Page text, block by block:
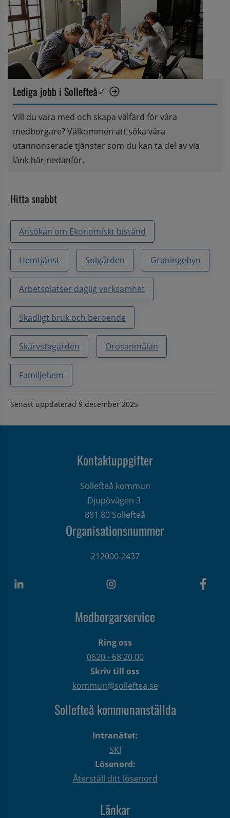
Lediga jobb i Sollefteå
Länk till annan webbplats, öppnas i nytt fönster.
Vill du vara med och skapa välfärd för våra
medborgare? Välkommen att söka våra
utannonserade tjänster som du kan ta del av via
länk här nedanför.
Hitta snabbt
Ansökan om Ekonomiskt bistånd
Hemtjänst Solgården Graningebyn
Arbetsplatser daglig verksamhet
Skadligt bruk och beroende
Skärvstagården Orosanmälan
Familjehem
Senast uppdaterad 9 december 2025
Kontaktuppgifter
Sollefteå kommun
Djupövägen 3
881 80 Sollefteå
Organisationsnummer
212000-2437
Medborgarservice
Ring oss
0620 - 68 20 00
Skriv till oss
kommun@solleftea.se
Sollefteå kommunanställda
Intranätet:
SKI
Lösenord:
Återställ ditt lösenord
Länkar